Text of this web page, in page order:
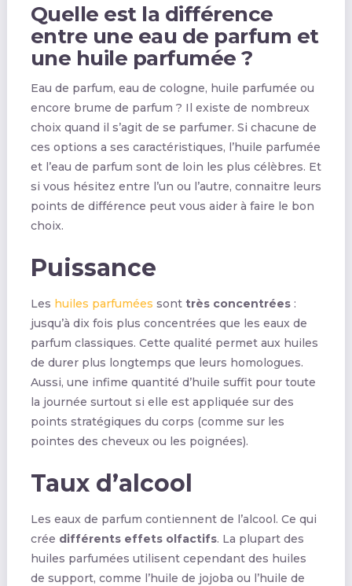
Quelle est la différence
entre une eau de parfum et
une huile parfumée ?
Eau de parfum, eau de cologne, huile parfumée ou
encore brume de parfum ? Il existe de nombreux
choix quand il s’agit de se parfumer. Si chacune de
ces options a ses caractéristiques, l’huile parfumée
et l’eau de parfum sont de loin les plus célèbres. Et
si vous hésitez entre l’un ou l’autre, connaitre leurs
points de différence peut vous aider à faire le bon
choix.
Puissance
Les huiles parfumées sont très concentrées:
jusqu’à dix fois plus concentrées que les eaux de
parfum classiques. Cette qualité permet aux huiles
de durer plus longtemps que leurs homologues.
Aussi, une infime quantité d’huile suffit pour toute
la journée surtout si elle est appliquée sur des
points stratégiques du corps (comme sur les
pointes des cheveux ou les poignées).
Taux d’alcool
Les eaux de parfum contiennent de l’alcool. Ce qui
crée différents effets olfactifs. La plupart des
huiles parfumées utilisent cependant des huiles
de support, comme l’huile de jojoba ou l’huile de